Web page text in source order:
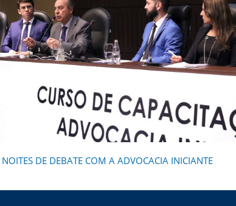
NOITES DE DEBATE COM A ADVOCACIA INICIANTE